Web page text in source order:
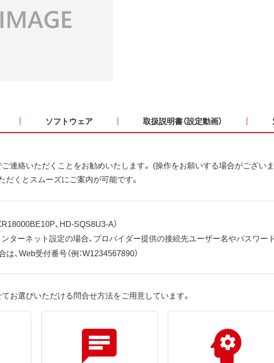
ソフトウェア 取扱説明書（設定動画）
ご連絡いただくことをお勧めいたします。 (操作をお願いする場合がござい
だくとスムーズにご案内が可能です。
、HD-SQS8U3-A）
ターネット設定の場合、プロバイダー提供の接続先ユーザー名やパスワー
、Web受付番号（例：W1234567890）
お選びいただける問合せ方法をご用意しています。